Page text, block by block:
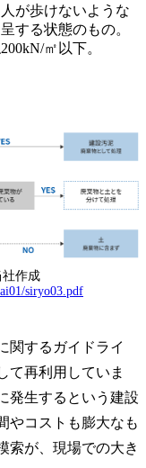
が歩けないような
する状態のもの。
㎡以下。
作成
siryo03.pdf
関するガイドライ
て再利用していま
発生するという建設
やコストも膨大なも
索が、現場での大き